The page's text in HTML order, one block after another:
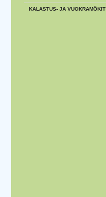
KALASTUS- JA VUOKRAMÖKIT